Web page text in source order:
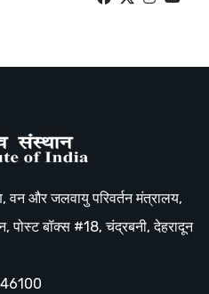
वन और जलवायु परिवर्तन मंत्रालय,
पोस्ट बॉक्स #18, चंद्रबनी, देहरादून